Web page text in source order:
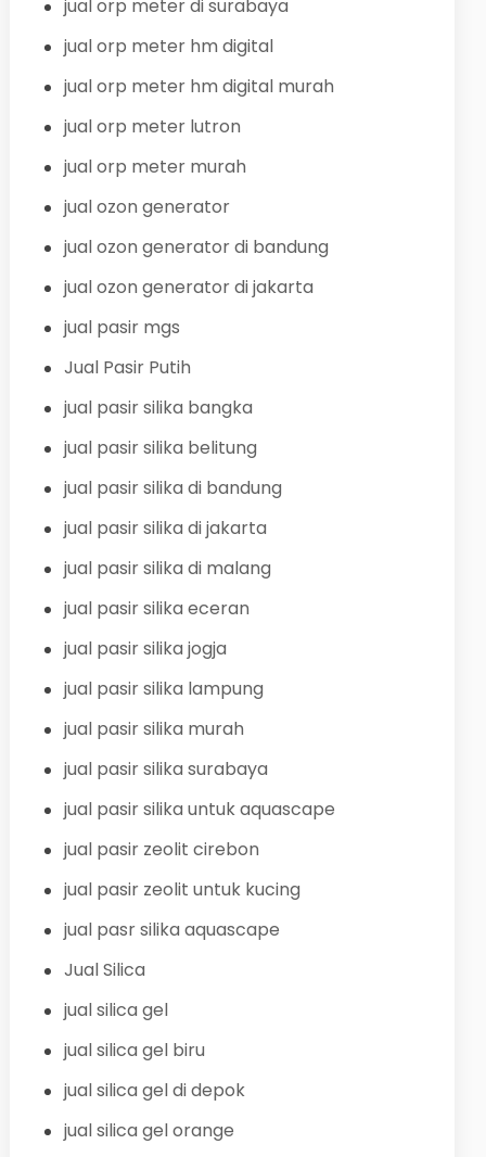
jual orp meter di surabaya
jual orp meter hm digital
jual orp meter hm digital murah
jual orp meter lutron
jual orp meter murah
jual ozon generator
jual ozon generator di bandung
jual ozon generator di jakarta
jual pasir mgs
Jual Pasir Putih
jual pasir silika bangka
jual pasir silika belitung
jual pasir silika di bandung
jual pasir silika di jakarta
jual pasir silika di malang
jual pasir silika eceran
jual pasir silika jogja
jual pasir silika lampung
jual pasir silika murah
jual pasir silika surabaya
jual pasir silika untuk aquascape
jual pasir zeolit cirebon
jual pasir zeolit untuk kucing
jual pasr silika aquascape
Jual Silica
jual silica gel
jual silica gel biru
jual silica gel di depok
jual silica gel orange